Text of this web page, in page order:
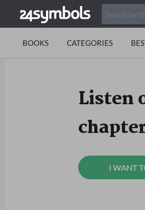
BOOKS CATEGORIES
Listen
I WANT